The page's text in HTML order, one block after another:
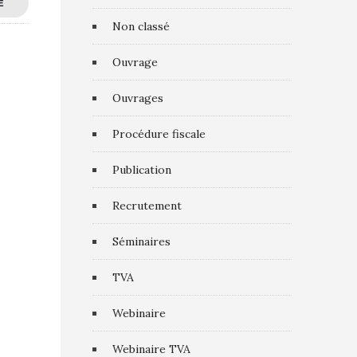
Non classé
Ouvrage
Ouvrages
Procédure fiscale
Publication
Recrutement
Séminaires
TVA
Webinaire
Webinaire TVA